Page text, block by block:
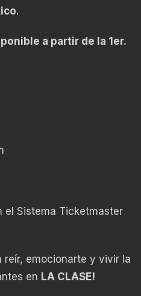
.
a partir de la 1er.
el Sistema Ticketmaster
reír, emocionarte y vivir la
en LA CLASE!